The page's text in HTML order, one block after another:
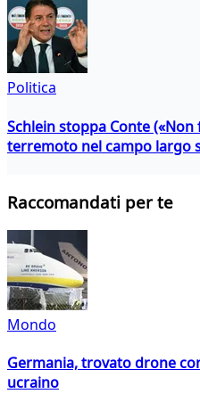
Politica
Schlein stoppa Conte
terremoto nel campo largo
Raccomandati per te
Mondo
Germania, trovato drone
ucraino